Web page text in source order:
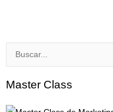
Buscar
Master Class